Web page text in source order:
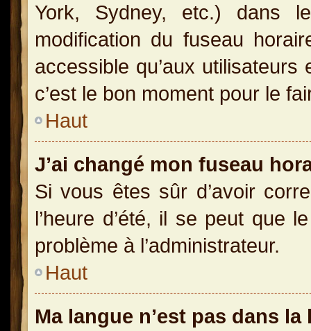
York, Sydney, etc.) dans
modification du fuseau
accessible qu’aux
c’est le bon moment pour le
Haut
J’ai changé mon fuseau
Si vous êtes sûr d’avoir
l’heure d’été, il se peut que
problème à l’administrateur.
Haut
Ma langue n’est pas dans la